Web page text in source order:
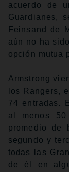
acuerdo de
Guardianes,
Feinsand de
aún no ha
opción mutua
Armstrong
los Rangers,
74 entradas.
al menos
promedio de
segundo y
todas las
de él en